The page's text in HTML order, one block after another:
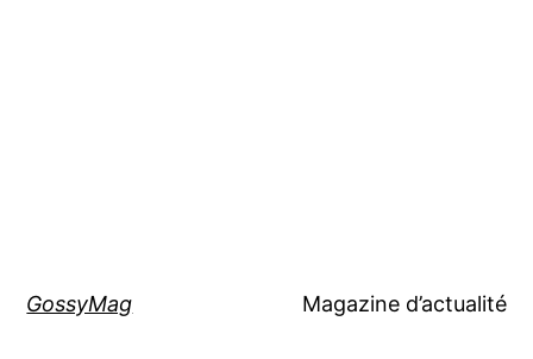
GossyMag Magazine d’actualité